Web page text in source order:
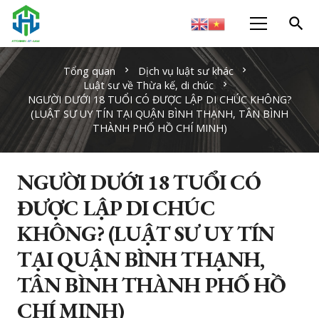
search
Tổng quan chevron_right Dịch vụ luật sư khác chevron_right
Luật sư về Thừa kế, di chúc chevron_right
NGƯỜI DƯỚI 18 TUỔI CÓ ĐƯỢC LẬP DI CHÚC KHÔNG?
(LUẬT SƯ UY TÍN TẠI QUẬN BÌNH THẠNH, TÂN BÌNH
THÀNH PHỐ HỒ CHÍ MINH)
NGƯỜI DƯỚI 18 TUỔI CÓ
ĐƯỢC LẬP DI CHÚC
KHÔNG? (LUẬT SƯ UY TÍN
TẠI QUẬN BÌNH THẠNH,
TÂN BÌNH THÀNH PHỐ HỒ
CHÍ MINH)